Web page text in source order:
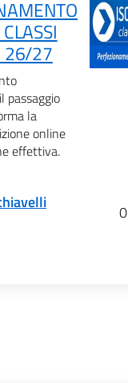
26/27
passaggio
la
online
effettiva.
0